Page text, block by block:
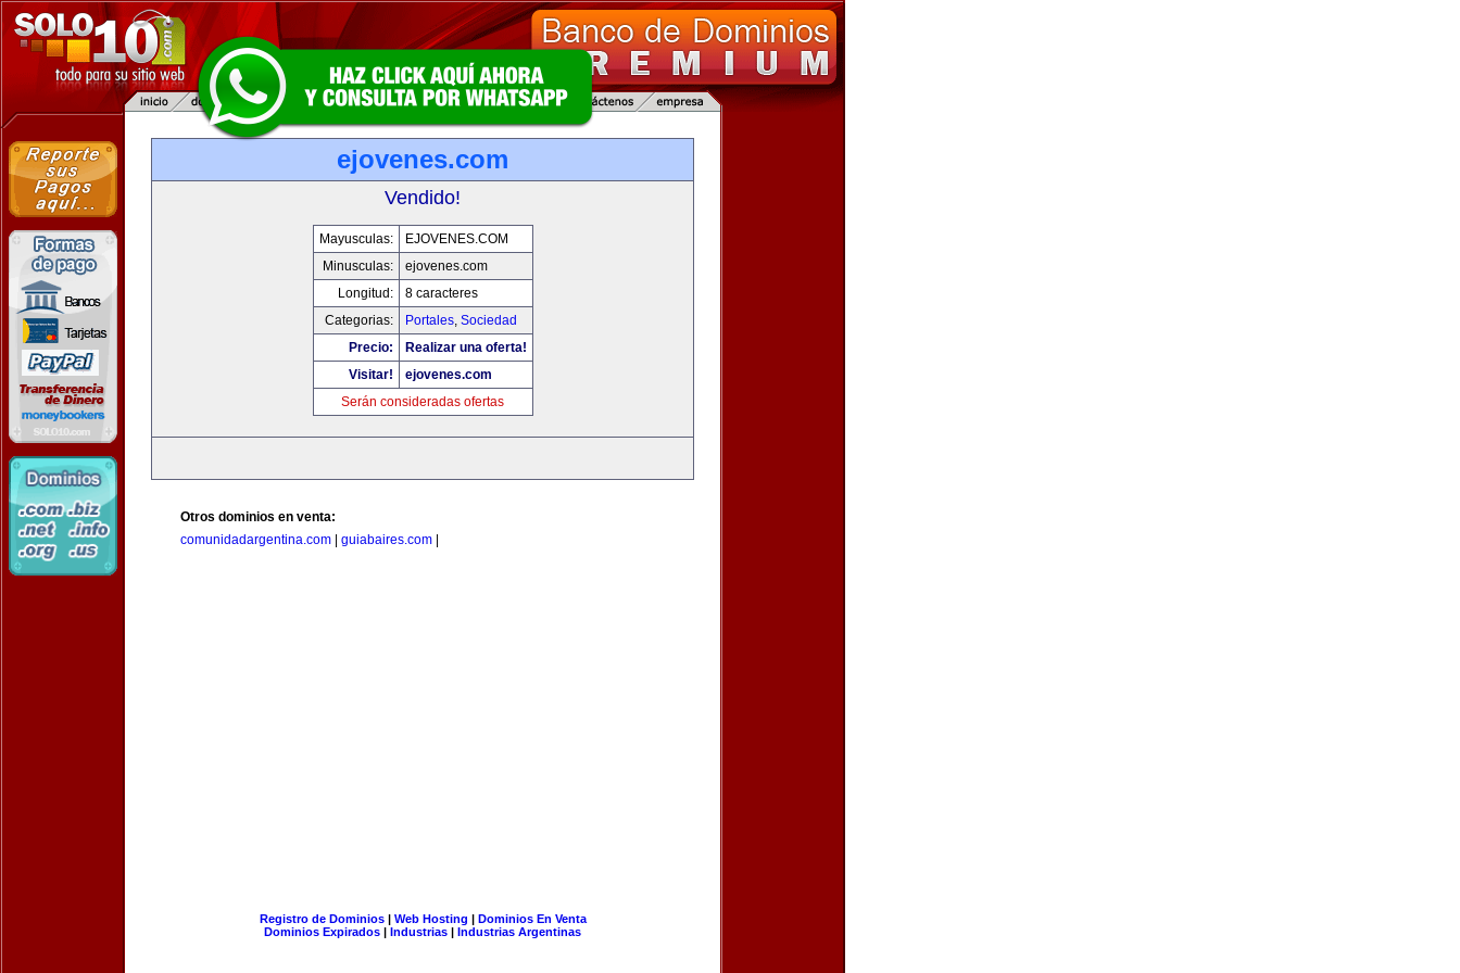
ejovenes.com
Vendido!
Mayusculas:
EJOVENES.COM
Minusculas:
ejovenes.com
Longitud:
8 caracteres
Categorias:
Portales, Sociedad
Precio:
Realizar una oferta!
Visitar!
ejovenes.com
Serán consideradas ofertas
Otros dominios en venta:
comunidadargentina.com
guiabaires.com
Registro de Dominios| Web Hosting | Dominios En Venta
Dominios Expirados | Industrias | Industrias Argentinas